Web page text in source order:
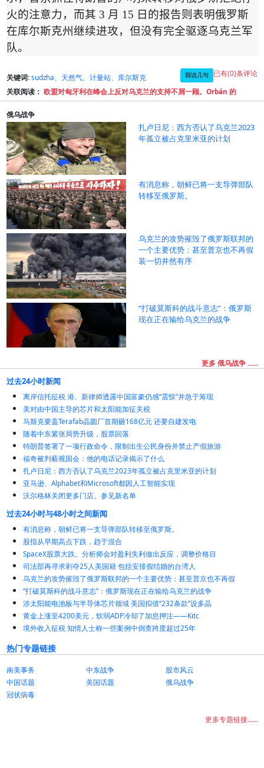
火的注意力，而其 3 月 15 日的报告则表明俄罗斯
在库尔斯克州继续进攻，但没有完全驱逐乌克兰军
队。
关键词: sudzha、天然气、计量站、库尔斯克 我说几句 已有(0)条评论
关联阅读： 欧盟对匈牙利在峰会上反对乌克兰的支持不屑一顾。Orbán 的
俄乌战争
扎卢日尼：西方否认了乌克兰2023
年孤立被占克里米亚的计划
有消息称，朝鲜已将一支导弹部队
转移至俄罗斯。
乌克兰的攻势摧毁了俄罗斯联邦的
一个主要优势：甚至普京也不再假
装一切井然有序
“打破莫斯科的战斗意志”：俄罗斯
现在正在输给乌克兰的战争
更多 俄乌战争 ......
过去24小时新闻
离岸信托征税 港、新律师透露中国富豪仍感“震惊”并急于筹现
美对由中国主导的芯片和太阳能加征关税
马斯克要盖Terafab晶圆厂首期砸168亿元 还要自建发电
随着中东紧张局势升级，股票回落
特朗普签署了一项行政命令，限制出生公民身份并禁止产假旅游
福奇被判藐视国会：他的电话记录揭示了什么
扎卢日尼：西方否认了乌克兰2023年孤立被占克里米亚的计划
亚马逊、Alphabet和Microsoft都因人工智能实现
沃尔格林关闭更多门店。参见新名单
过去24小时与48小时之间新闻
有消息称，朝鲜已将一支导弹部队转移至俄罗斯。
股指从早期高点下跌，趋于混合
SpaceX股票大跌。分析师会对盈利失利做出反应，调整价格目
司法部再寻求剥夺25人美国籍 包括安排假结婚的台湾人
乌克兰的攻势摧毁了俄罗斯联邦的一个主要优势：甚至普京也不再假
“打破莫斯科的战斗意志”：俄罗斯现在正在输给乌克兰的战争
涉太阳能电池板与半导体芯片领域 美国拟借“232条款”设多晶
黄金上涨至4200美元，软弱ADP冷却了加息押注——Kitc
境外收入征税 知情人士称一些案例中倒查跨度超过25年
热门专题链接
南美事务 中东战争
股市风云
中国话题
美国话题
俄乌战争
冠状病毒
更多专题链接......